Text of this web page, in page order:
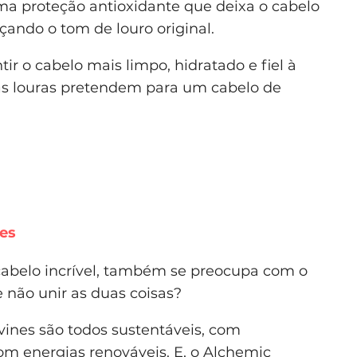
proteção antioxidante que deixa o cabelo
o tom de louro original.
o cabelo mais limpo, hidratado e fiel à
louras pretendem para um cabelo de
incrível, também se preocupa com o
unir as duas coisas?
são todos sustentáveis, com
energias renováveis. E, o Alchemic